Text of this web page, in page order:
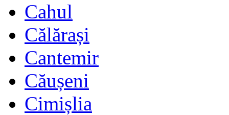
Cahul
Călărași
Cantemir
Căușeni
Cimișlia